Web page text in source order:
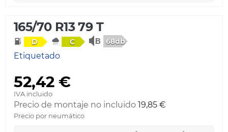
165/70 R13 79 T
D C 68db
Etiquetado
52,42 €
IVA incluido
Precio de montaje no incluido 19,85 €
Precio por neumático